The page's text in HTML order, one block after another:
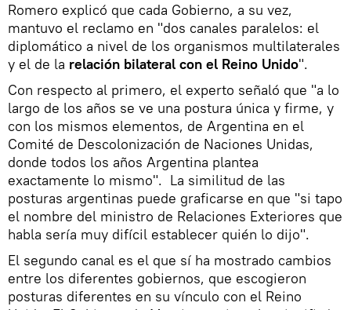
Romero explicó que cada Gobierno, a su vez,
mantuvo el reclamo en "dos canales paralelos: el
diplomático a nivel de los organismos multilaterales
y el de la relación bilateral con el Reino Unido".
Con respecto al primero, el experto señaló que "a lo
largo de los años se ve una postura única y firme, y
con los mismos elementos, de Argentina en el
Comité de Descolonización de Naciones Unidas,
donde todos los años Argentina plantea
exactamente lo mismo". La similitud de las
posturas argentinas puede graficarse en que "si tapo
el nombre del ministro de Relaciones Exteriores que
habla sería muy difícil establecer quién lo dijo".
El segundo canal es el que sí ha mostrado cambios
entre los diferentes gobiernos, que escogieron
posturas diferentes en su vínculo con el Reino